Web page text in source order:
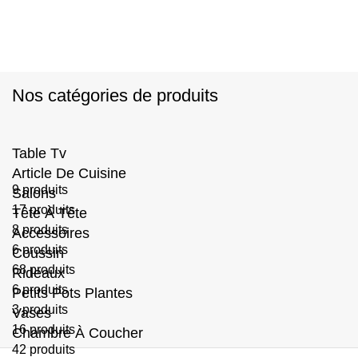
Nos catégories de produits
Table Tv
9 produits
Article De Cuisine
17 produits
Salons
8 produits
Tête À Tête
6 produits
Accessoires
68 produits
Coussin
6 produits
Rideaux
3 produits
Petits Pots Plantes
16 produits
Vases
42 produits
Chambre À Coucher